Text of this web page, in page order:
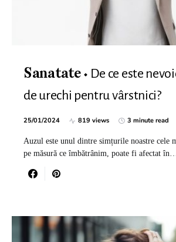
Sanatate
De ce este
de urechi pentru vârstnici?
25/01/2024 819 views 3 minute read
Auzul este unul dintre simțurile noastre cele
pe măsură ce îmbătrânim, poate fi afectat